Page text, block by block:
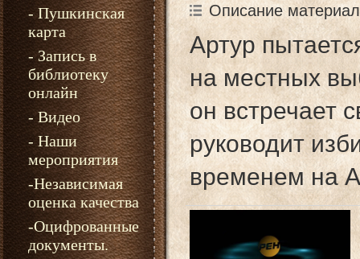
- Пушкинская
карта
- Запись в
библиотеку
онлайн
- Видео
- Наши
мероприятия
-Независимая
оценка качества
-Оцифрованные
документы.
Описание
Артур
на местных
он встречает
руководит
временем на